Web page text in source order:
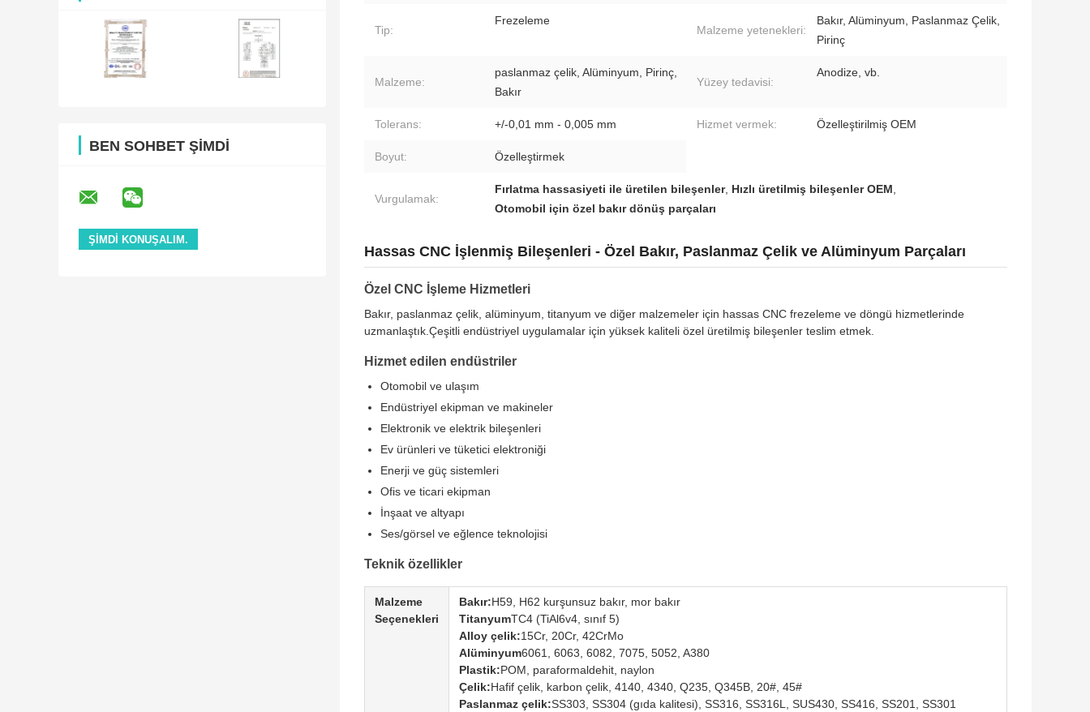
BEN SOHBET ŞIMDI
Tip:
Frezeleme
Malzeme yetenekleri:
Bakır, Alüminyum, Paslanmaz Çelik,
Pirinç
Malzeme:
paslanmaz çelik, Alüminyum, Pirinç,
Bakır
Yüzey tedavisi:
Anodize, vb.
Tolerans: +/-0,01 mm - 0,005 mm Hizmet vermek: Özelleştirilmiş OEM
Boyut: Özelleştirmek
Vurgulamak:
Fırlatma hassasiyeti ile üretilen bileşenler, Hızlı üretilmiş bileşenler OEM,
Otomobil için özel bakır dönüş parçaları
Hassas CNC İşlenmiş Bileşenleri - Özel Bakır, Paslanmaz Çelik ve Alüminyum Parçaları
Özel CNC İşleme Hizmetleri
Bakır, paslanmaz çelik, alüminyum, titanyum ve diğer malzemeler için hassas CNC frezeleme ve döngü hizmetlerinde
uzmanlaştık.Çeşitli endüstriyel uygulamalar için yüksek kaliteli özel üretilmiş bileşenler teslim etmek.
Hizmet edilen endüstriler
Otomobil ve ulaşım
Endüstriyel ekipman ve makineler
Elektronik ve elektrik bileşenleri
Ev ürünleri ve tüketici elektroniği
Enerji ve güç sistemleri
Ofis ve ticari ekipman
İnşaat ve altyapı
Ses/görsel ve eğlence teknolojisi
Teknik özellikler
Malzeme
Seçenekleri
Bakır:H59, H62 kurşunsuz bakır, mor bakır
TitanyumTC4 (TiAl6v4, sınıf 5)
Alloy çelik:15Cr, 20Cr, 42CrMo
Alüminyum6061, 6063, 6082, 7075, 5052, A380
Plastik:POM, paraformaldehit, naylon
Çelik:Hafif çelik, karbon çelik, 4140, 4340, Q235, Q345B, 20#, 45#
Paslanmaz çelik:SS303, SS304 (gıda kalitesi), SS316, SS316L, SUS430, SS416, SS201, SS301